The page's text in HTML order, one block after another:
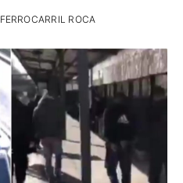
FERROCARRIL ROCA